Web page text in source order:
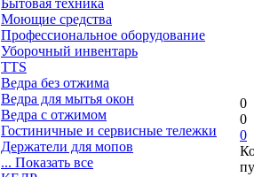
Бытовая техника
Моющие средства
Профессиональное оборудование
Уборочный инвентарь
TTS
Ведра без отжима
Ведра для мытья окон
Ведра с отжимом
Гостиничные и сервисные тележки
Держатели для мопов
... Показать все
0
0
0